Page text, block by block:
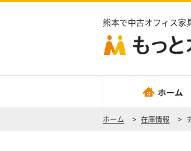
熊本で中古オフィス家
ホーム > 在庫情報 >